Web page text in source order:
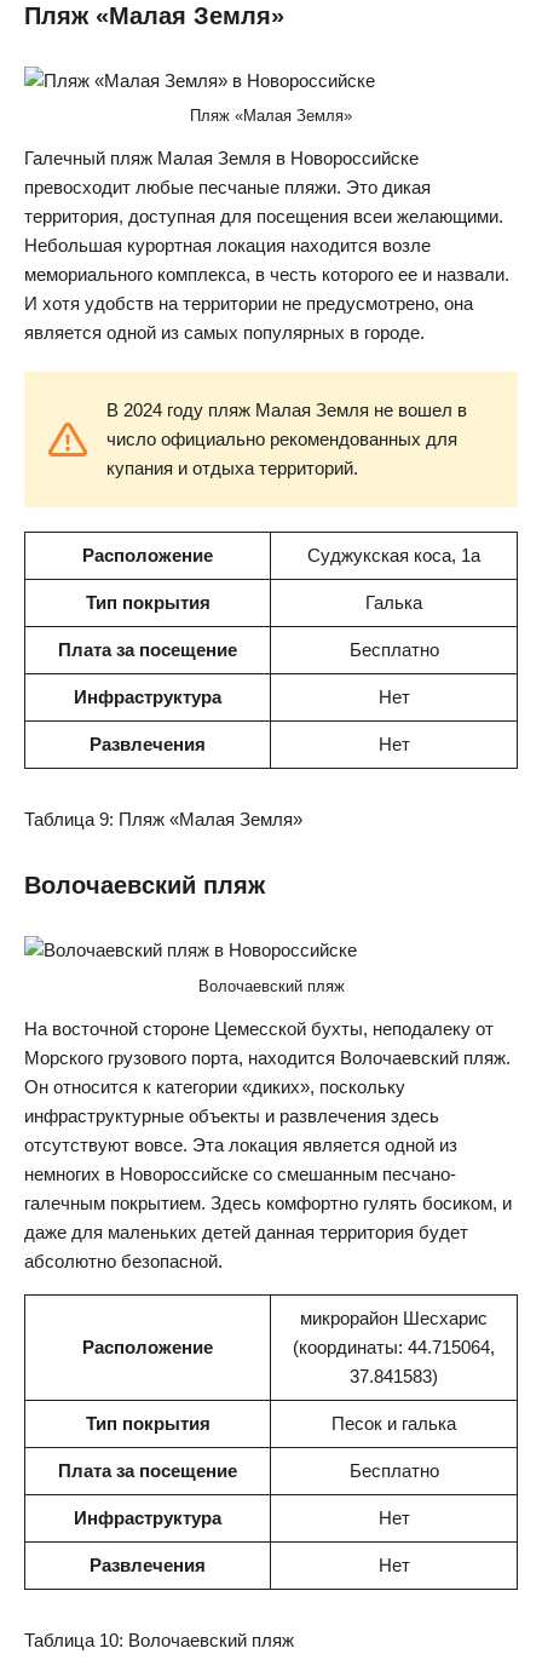
Пляж «Малая Земля»
Пляж «Малая Земля»
Галечный пляж Малая Земля в Новороссийске
превосходит любые песчаные пляжи. Это дикая
территория, доступная для посещения всеи желающими.
Небольшая курортная локация находится возле
мемориального комплекса, в честь которого ее и назвали.
И хотя удобств на территории не предусмотрено, она
является одной из самых популярных в городе.
В 2024 году пляж Малая Земля не вошел в
число официально рекомендованных для
купания и отдыха территорий.
Расположение Суджукская коса, 1а
Тип покрытия Галька
Плата за посещение Бесплатно
Инфраструктура Нет
Развлечения Нет
Таблица 9: Пляж «Малая Земля»
Волочаевский пляж
Волочаевский пляж
На восточной стороне Цемесской бухты, неподалеку от
Морского грузового порта, находится Волочаевский пляж.
Он относится к категории «диких», поскольку
инфраструктурные объекты и развлечения здесь
отсутствуют вовсе. Эта локация является одной из
немногих в Новороссийске со смешанным песчано-
галечным покрытием. Здесь комфортно гулять босиком, и
даже для маленьких детей данная территория будет
абсолютно безопасной.
Расположение
микрорайон Шесхарис
(координаты: 44.715064,
37.841583)
Тип покрытия Песок и галька
Плата за посещение Бесплатно
Инфраструктура Нет
Развлечения Нет
Таблица 10: Волочаевский пляж